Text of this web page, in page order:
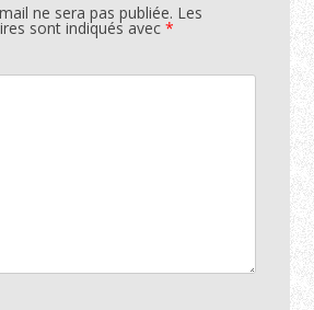
ne sera pas publiée. Les
sont indiqués avec *